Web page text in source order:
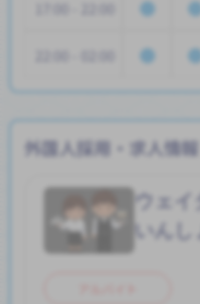
外国人採用・求人情報
ウェイ
いん